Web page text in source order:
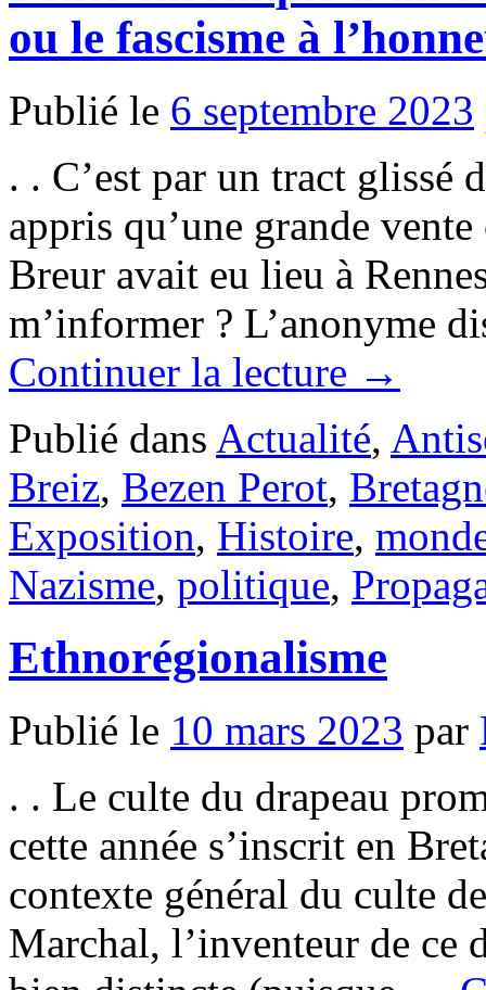
ou le fascisme à
Publié le 6 septembre 2023
. . C’est par un tract glissé
appris qu’une grande
Breur avait eu lieu à
m’informer ? L’anonyme
Continuer la lecture →
Publié dans Actualité,
Breiz, Bezen Perot,
Exposition, Histoire,
Nazisme, politique,
Ethnorégionalisme
Publié le 10 mars 2023 par
. . Le culte du drapeau
cette année s’inscrit en
contexte général du culte
Marchal, l’inventeur de ce